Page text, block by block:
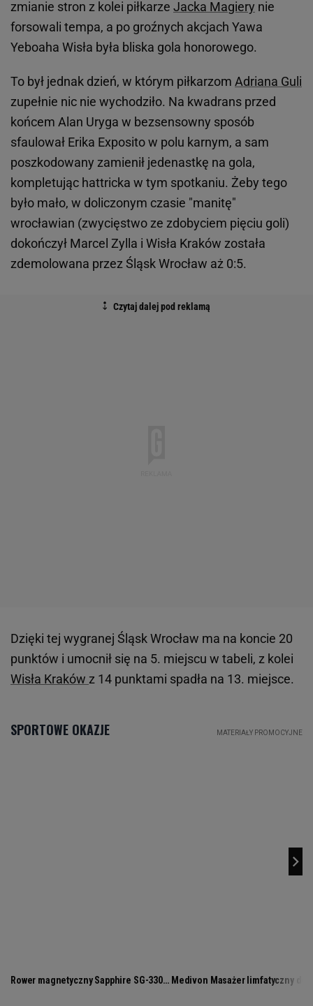
zmianie stron z kolei piłkarze Jacka Magiery nie
forsowali tempa, a po groźnych akcjach Yawa
Yeboaha Wisła była bliska gola honorowego.
To był jednak dzień, w którym piłkarzom Adriana Guli
zupełnie nic nie wychodziło. Na kwadrans przed
końcem Alan Uryga w bezsensowny sposób
sfaulował Erika Exposito w polu karnym, a sam
poszkodowany zamienił jedenastkę na gola,
kompletując hattricka w tym spotkaniu. Żeby tego
było mało, w doliczonym czasie "manitę"
wrocławian (zwycięstwo ze zdobyciem pięciu goli)
dokończył Marcel Zylla i Wisła Kraków została
zdemolowana przez Śląsk Wrocław aż 0:5.
Dzięki tej wygranej Śląsk Wrocław ma na koncie 20
punktów i umocnił się na 5. miejscu w tabeli, z kolei
Wisła Kraków z 14 punktami spadła na 13. miejsce.